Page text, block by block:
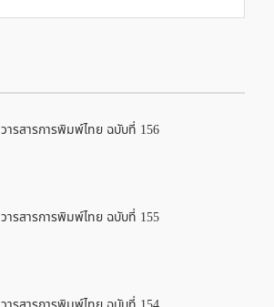
วารสารการพิมพ์ไทย ฉบับที่ 156
วารสารการพิมพ์ไทย ฉบับที่ 155